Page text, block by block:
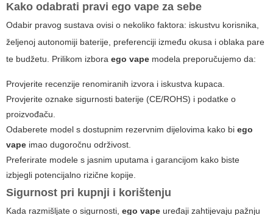
Kako odabrati pravi ego vape za sebe
Odabir pravog sustava ovisi o nekoliko faktora: iskustvu korisnika,
željenoj autonomiji baterije, preferenciji između okusa i oblaka pare
te budžetu. Prilikom izbora ego vape modela preporučujemo da:
Provjerite recenzije renomiranih izvora i iskustva kupaca.
Provjerite oznake sigurnosti baterije (CE/ROHS) i podatke o
proizvođaču.
Odaberete model s dostupnim rezervnim dijelovima kako bi ego
vape imao dugoročnu održivost.
Preferirate modele s jasnim uputama i garancijom kako biste
izbjegli potencijalno rizične kopije.
Sigurnost pri kupnji i korištenju
Kada razmišljate o sigurnosti, ego vape uređaji zahtijevaju pažnju